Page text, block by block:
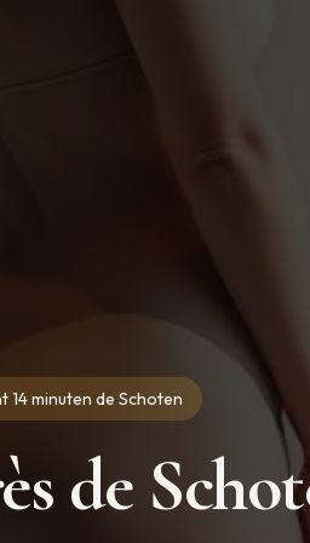
14 minuten de Schoten
de